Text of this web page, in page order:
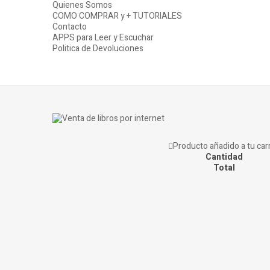
Quienes Somos
COMO COMPRAR y + TUTORIALES
Contacto
APPS para Leer y Escuchar
Politica de Devoluciones
Producto añadido a tu
Cantidad
Total